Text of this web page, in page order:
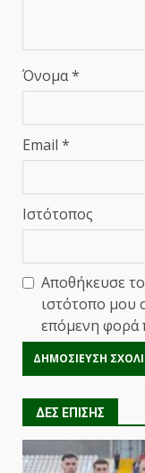
Όνομα*
Email *
Ιστότοπος
Αποθήκευσε
ιστότοπο μου
επόμενη φορά
ΔΕΣ ΕΠΙΣΗΣ